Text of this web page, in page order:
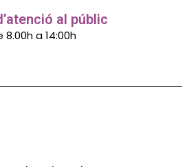
al públic
a 14:00h